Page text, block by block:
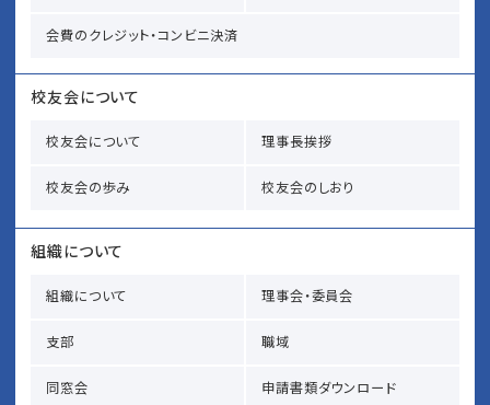
会費のクレジット・コンビニ決済
校友会について
校友会について 理事長挨拶
校友会の歩み 校友会のしおり
組織について
組織について 理事会・委員会
支部 職域
同窓会 申請書類ダウンロード